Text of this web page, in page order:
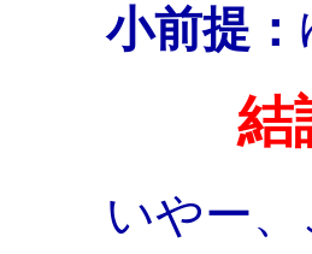
小前提：
結
いやー